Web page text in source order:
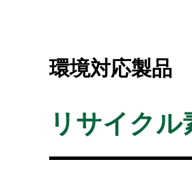
環境対応製品
リサイクル